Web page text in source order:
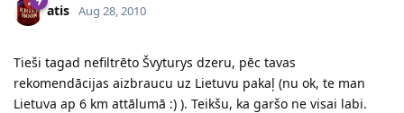
atis Aug 28, 2010
Tieši tagad nefiltrēto Švyturys dzeru, pēc tavas
rekomendācijas aizbraucu uz Lietuvu pakaļ (nu ok, te man
Lietuva ap 6 km attālumā :) ). Teikšu, ka garšo ne visai labi.